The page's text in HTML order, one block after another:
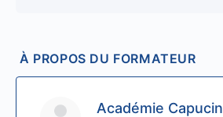
À PROPOS DU FORMATEUR
Académie Capucin